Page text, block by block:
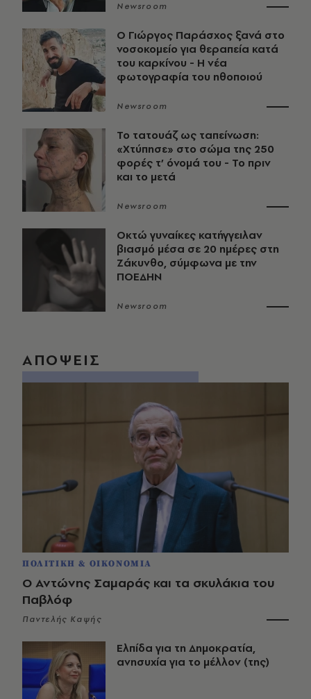
Newsroom
O Γιώργος Παράσχος ξανά στο
νοσοκομείο για θεραπεία κατά
του καρκίνου - Η νέα
φωτογραφία του ηθοποιού
Newsroom
Το τατουάζ ως ταπείνωση:
«Χτύπησε» στο σώμα της 250
φορές τ’ όνομά του - Το πριν
και το μετά
Newsroom
Οκτώ γυναίκες κατήγγειλαν
βιασμό μέσα σε 20 ημέρες στη
Ζάκυνθο, σύμφωνα με την
ΠΟΕΔΗΝ
Newsroom
ΑΠΟΨΕΙΣ
ΠΟΛΙΤΙΚΗ & ΟΙΚΟΝΟΜΙΑ
Ο Αντώνης Σαμαράς και τα σκυλάκια του
Παβλόφ
Παντελής Καψής
Ελπίδα για τη Δημοκρατία,
ανησυχία για το μέλλον (της)